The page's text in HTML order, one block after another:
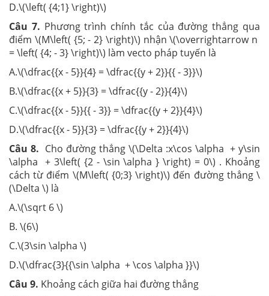
D.\(\left( {4;1} \right)\)
Câu 7. Phương trình chính tắc của đường thẳng qua
điểm \(M\left( {5; - 2} \right)\) nhận \(\overrightarrow n
= \left( {4; - 3} \right)\) làm vecto pháp tuyến là
A.\(\dfrac{{x - 5}}{4} = \dfrac{{y + 2}}{{ - 3}}\)
B.\(\dfrac{{x + 5}}{3} = \dfrac{{y - 2}}{4}\)
C.\(\dfrac{{x - 5}}{{ - 3}} = \dfrac{{y + 2}}{4}\)
D.\(\dfrac{{x - 5}}{3} = \dfrac{{y + 2}}{4}\)
Câu 8. Cho đường thẳng \(\Delta :x\cos \alpha + y\sin
\alpha + 3\left( {2 - \sin \alpha } \right) = 0\) . Khoảng
cách từ điểm \(M\left( {0;3} \right)\) đến đường thẳng \
(\Delta \) là
A.\(\sqrt 6 \)
B. \(6\)
C.\(3\sin \alpha \)
D.\(\dfrac{3}{{\sin \alpha + \cos \alpha }}\)
Câu 9. Khoảng cách giữa hai đường thẳng